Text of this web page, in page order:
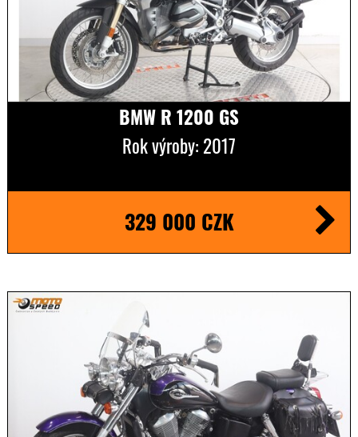
BMW R 1200 GS
Rok výroby: 2017
329 000 CZK